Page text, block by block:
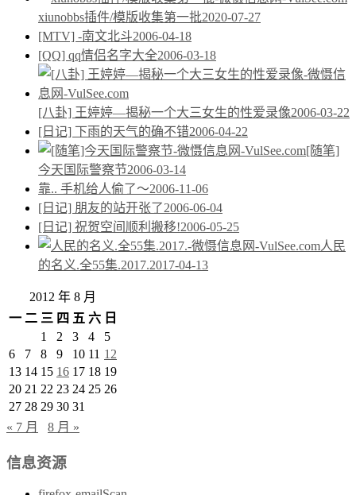
xiunobbs插件/模版收集第一批2020-07-27
[MTV] -南文北斗2006-04-18
[QQ] qq情侣名字大全2006-03-18
[八卦] 王婷婷—揭秘一个大三女生的性爱录像2006-03-22
[日记] 下雨的天气的确不错2006-04-22
[随笔]
今天国际警察节2006-03-14
靠.. 手机给人偷了～2006-11-06
[日记] 朋友的站开张了2006-06-04
[日记] 祝贺空间顺利搬移!2006-05-25
人民
的名义.全55集.2017.2017-04-13
2012 年 8 月
一 二 三 四 五 六 日
1
2 3 4
5
6
7 8 9 10 11 12
13 14 15 16 17 18 19
20 21 22 23 24 25 26
27 28 29 30 31
« 7 月
8 月 »
信息资源